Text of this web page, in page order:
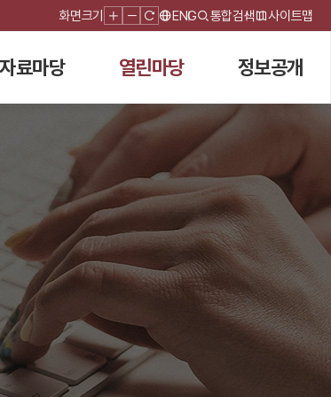
화면크기 ENG 통합검색 사이트맵
자료마당 열린마당 정보공개